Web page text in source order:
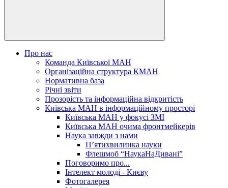
Про нас
Команда Київської МАН
Організаційна структура КМАН
Нормативна база
Річні звіти
Прозорість та інформаційна відкритість
Київська МАН в інформаційному просторі
Київська МАН у фокусі ЗМІ
Київська МАН очима фронтмейкерів
Наука завжди з нами
П’ятихвилинка науки
Флешмоб “НаукаНаДивані”
Поговоримо про...
Інтелект молоді - Києву
Фотогалерея